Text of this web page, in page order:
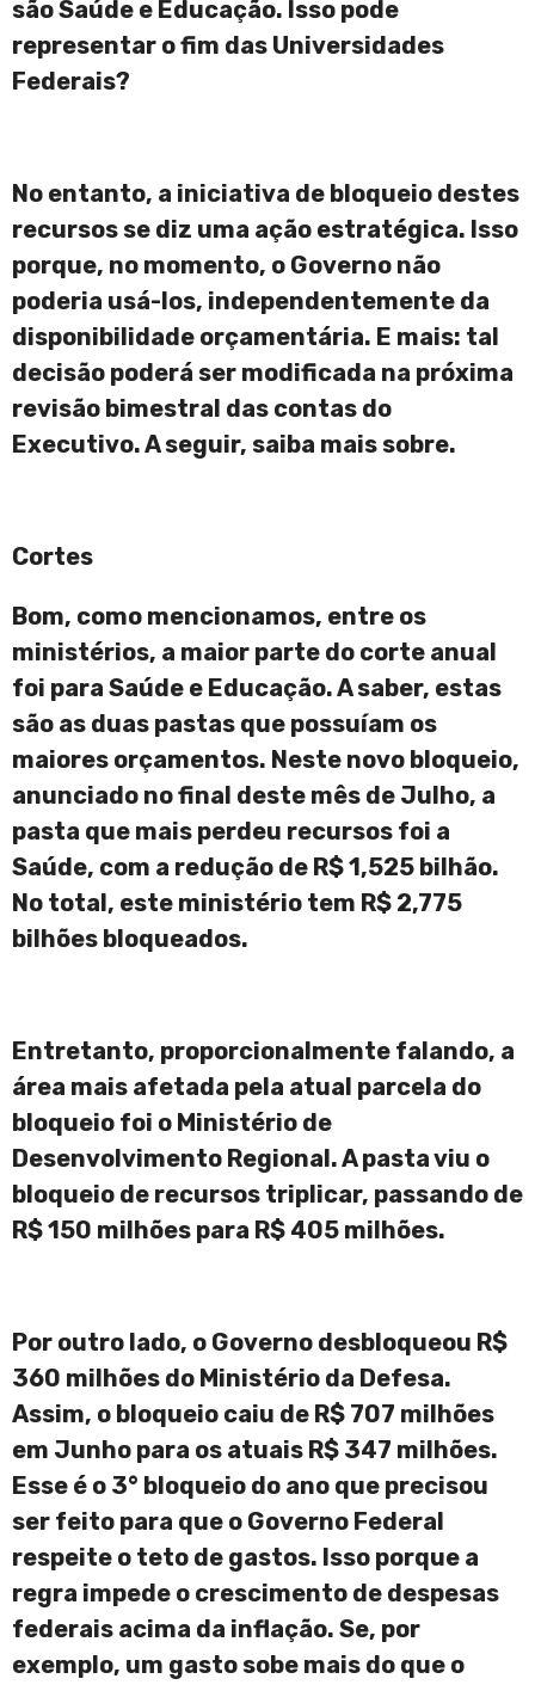
são Saúde e Educação. Isso pode
representar o fim das Universidades
Federais?
No entanto, a iniciativa de bloqueio destes
recursos se diz uma ação estratégica. Isso
porque, no momento, o Governo não
poderia usá-los, independentemente da
disponibilidade orçamentária. E mais: tal
decisão poderá ser modificada na próxima
revisão bimestral das contas do
Executivo. A seguir, saiba mais sobre.
Cortes
Bom, como mencionamos, entre os
ministérios, a maior parte do corte anual
foi para Saúde e Educação. A saber, estas
são as duas pastas que possuíam os
maiores orçamentos. Neste novo bloqueio,
anunciado no final deste mês de Julho, a
pasta que mais perdeu recursos foi a
Saúde, com a redução de R$ 1,525 bilhão.
No total, este ministério tem R$ 2,775
bilhões bloqueados.
Entretanto, proporcionalmente falando, a
área mais afetada pela atual parcela do
bloqueio foi o Ministério de
Desenvolvimento Regional. A pasta viu o
bloqueio de recursos triplicar, passando de
R$ 150 milhões para R$ 405 milhões.
Por outro lado, o Governo desbloqueou R$
360 milhões do Ministério da Defesa.
Assim, o bloqueio caiu de R$ 707 milhões
em Junho para os atuais R$ 347 milhões.
Esse é o 3° bloqueio do ano que precisou
ser feito para que o Governo Federal
respeite o teto de gastos. Isso porque a
regra impede o crescimento de despesas
federais acima da inflação. Se, por
exemplo, um gasto sobe mais do que o